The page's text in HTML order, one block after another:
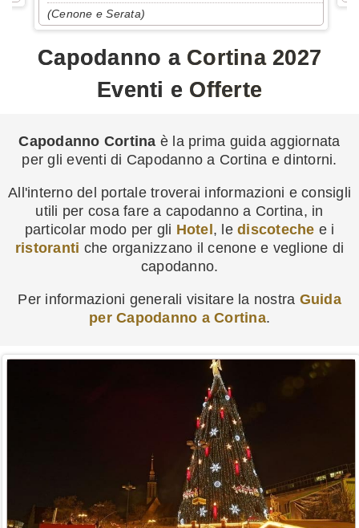
Capodanno a Cortina 2027
Eventi e Offerte
Capodanno Cortina è la prima guida aggiornata
per gli eventi di Capodanno a Cortina e dintorni.
All'interno del portale troverai informazioni e consigli
utili per cosa fare a capodanno a Cortina, in
particolar modo per gli Hotel, le discoteche e i
ristoranti che organizzano il cenone e veglione di
capodanno.
Per informazioni generali visitare la nostra Guida
per Capodanno a Cortina.